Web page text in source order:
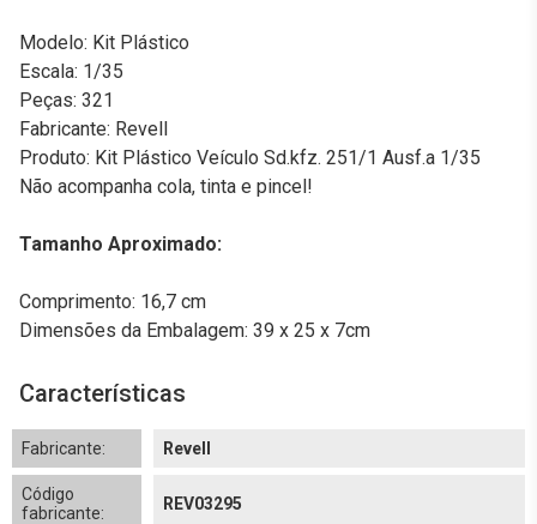
Modelo: Kit Plástico
Escala: 1/35
Peças: 321
Fabricante: Revell
Produto: Kit Plástico Veículo Sd.kfz. 251/1 Ausf.a 1/35
Não acompanha cola, tinta e pincel!
Tamanho Aproximado:
Comprimento: 16,7 cm
Dimensões da Embalagem: 39 x 25 x 7cm
Características
Fabricante: Revell
Código
fabricante:
REV03295